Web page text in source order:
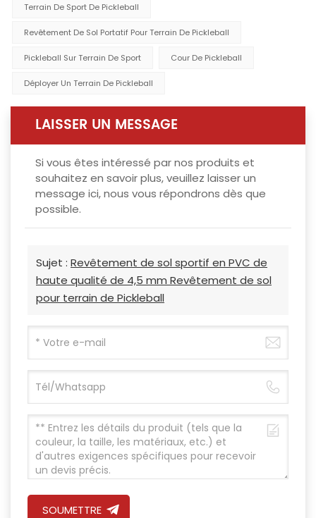
Terrain De Sport De Pickleball
Revêtement De Sol Portatif Pour Terrain De Pickleball
Pickleball Sur Terrain De Sport Cour De Pickleball
Déployer Un Terrain De Pickleball
LAISSER UN MESSAGE
Si vous êtes intéressé par nos produits et
souhaitez en savoir plus, veuillez laisser un
message ici, nous vous répondrons dès que
possible.
Sujet : Revêtement de sol sportif en PVC de
haute qualité de 4,5 mm Revêtement de sol
pour terrain de Pickleball
SOUMETTRE